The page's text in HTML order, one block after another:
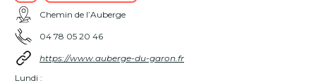
Chemin de l’Auberge
04 78 05 20 46
https://www.auberge-du-garon.fr
Lundi :